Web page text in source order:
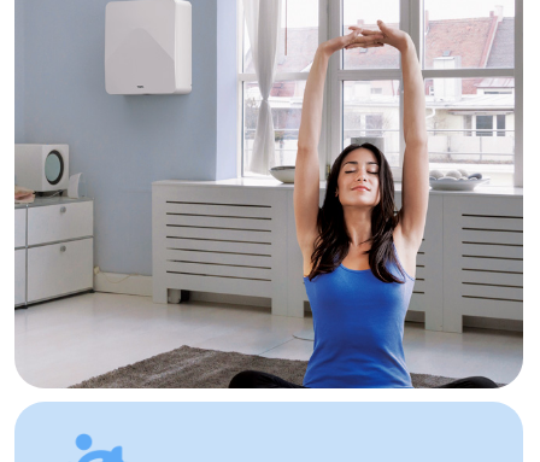
Мы держим конкурентные цены и
регулярно проводим акции, делая
качественные решения доступными
для всех.
Выгодные цены и
специальные
предложения
Оплата и доставка